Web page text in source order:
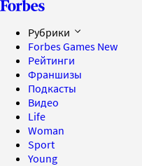
Рубрики
Forbes Games New
Рейтинги
Франшизы
Подкасты
Видео
Life
Woman
Sport
Young